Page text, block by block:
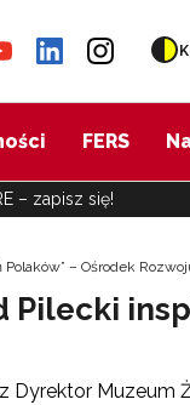
FERS
– zapisz się!
– Ośrodek
Dyrektor Muzeum